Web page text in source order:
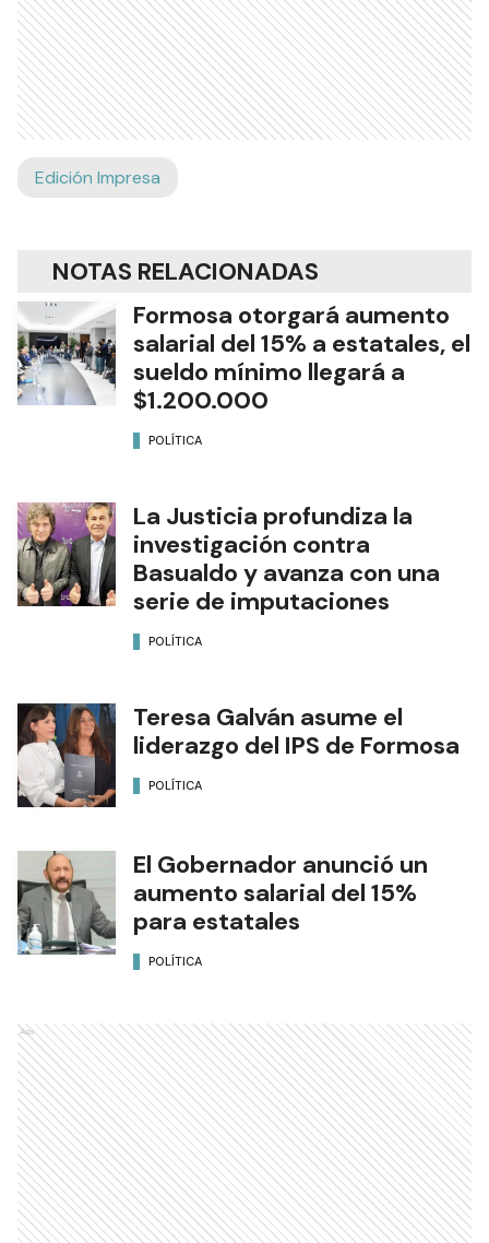
Edición Impresa
NOTAS RELACIONADAS
Formosa otorgará aumento
salarial del 15% a estatales, el
sueldo mínimo llegará a
$1.200.000
POLÍTICA
La Justicia profundiza la
investigación contra
Basualdo y avanza con una
serie de imputaciones
POLÍTICA
Teresa Galván asume el
liderazgo del IPS de Formosa
POLÍTICA
El Gobernador anunció un
aumento salarial del 15%
para estatales
POLÍTICA
Ads